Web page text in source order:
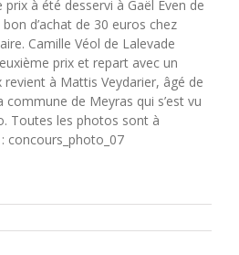
à été desservi à Gaël Even de
d’achat de 30 euros chez
Camille Véol de Lalevade
prix et repart avec un
à Mattis Veydarier, âgé de
de Meyras qui s’est vu
Toutes les photos sont à
concours_photo_07